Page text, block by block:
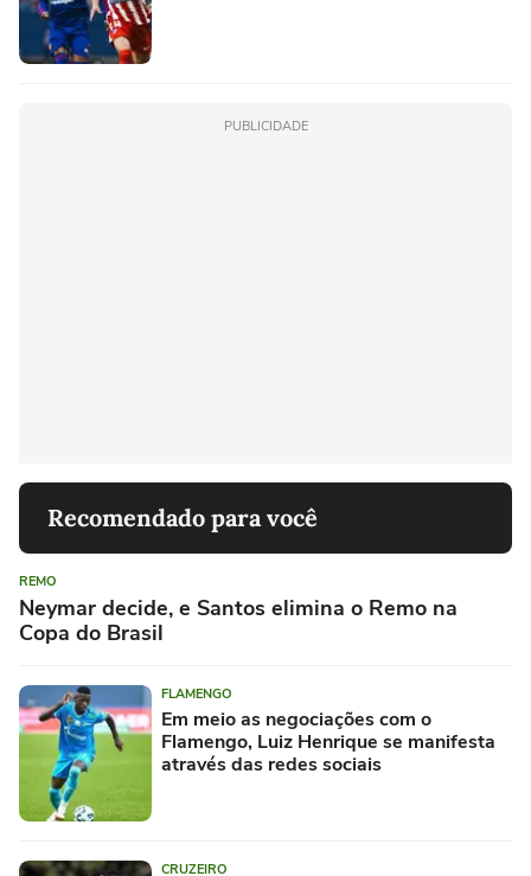
PUBLICIDADE
Recomendado para você
REMO
Neymar decide, e Santos elimina o Remo na
Copa do Brasil
FLAMENGO
Em meio as negociações com o
Flamengo, Luiz Henrique se manifesta
através das redes sociais
CRUZEIRO